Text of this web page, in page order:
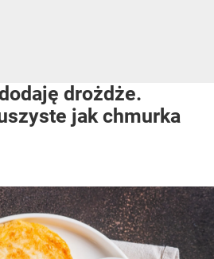
drożdże.
jak chmurka